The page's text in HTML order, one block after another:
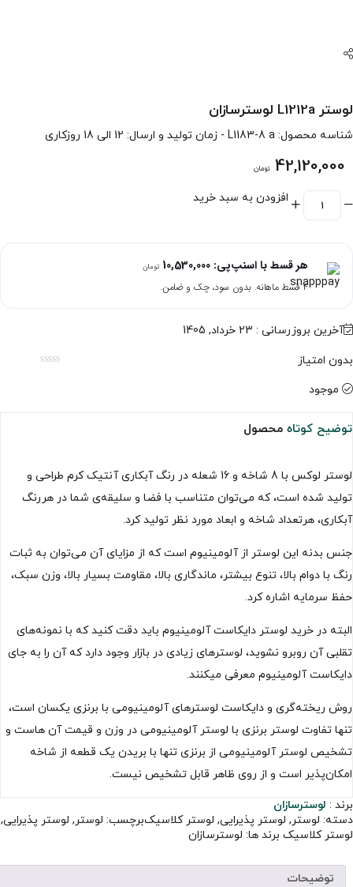
لوستر L1212a لوسترسازان
شناسه محصول: L1183-8 a - زمان تولید و ارسال: 12 الی 18 روزکاری
42,120,000 تومان
افزودن به سبد خرید
هر قسط با اسنپ‌پی: 10,530,000 تومان
۴ قسط ماهانه. بدون سود، چک و ضامن.
آخرین بروزرسانی : 23 خرداد, 1405
بدون امتیاز
موجود
توضیح کوتاه محصول
لوستر لوکس با 8 شاخه و 16 شعله در رنگ آبکاری آنتیک کرم طراحی و
تولید شده است، که می‌توان متناسب با فضا و سلیقه‌ی شما در هررنگ
آبکاری، هرتعداد شاخه و ابعاد مورد نظر تولید کرد.
جنس بدنه این لوستر از آلومینیوم است که از مزایای آن می‌توان به ثبات
رنگ با دوام بالا، تنوع بیشتر، ماندگاری بالا، مقاومت بسیار بالا، وزن سبک،
حفظ سرمایه اشاره کرد.
البته در خرید لوستر دایکاست آلومینیوم باید دقت کنید که با نمونه‌های
تقلبی آن روبرو نشوید، لوسترهای زیادی در بازار وجود دارد که آن را به جای
دایکاست آلومینیوم معرفی میکنند.
روش ریخته‌گری و دایکاست لوسترهای آلومینیومی با برنزی یکسان است،
تنها تفاوت لوستر برنزی با لوستر آلومینیومی در وزن و قیمت آن هاست و
تشخیص لوستر آلومینیومی از برنزی تنها با بریدن یک قطعه از شاخه
امکان‌پذیر است و از روی ظاهر قابل تشخیص نیست.
برند : لوسترسازان
دسته: لوستر, لوستر پذیرایی, لوستر کلاسیکبرچسب: لوستر, لوستر پذیرایی,
لوستر کلاسیک برند ها: لوسترسازان
توضیحات